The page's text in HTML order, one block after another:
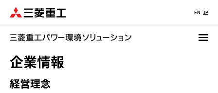
EN JP
企業情報
経営理念